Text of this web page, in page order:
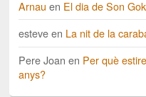
Arnau en El dia de Son
esteveen La nit de la
Pere Joan en Per què
anys?